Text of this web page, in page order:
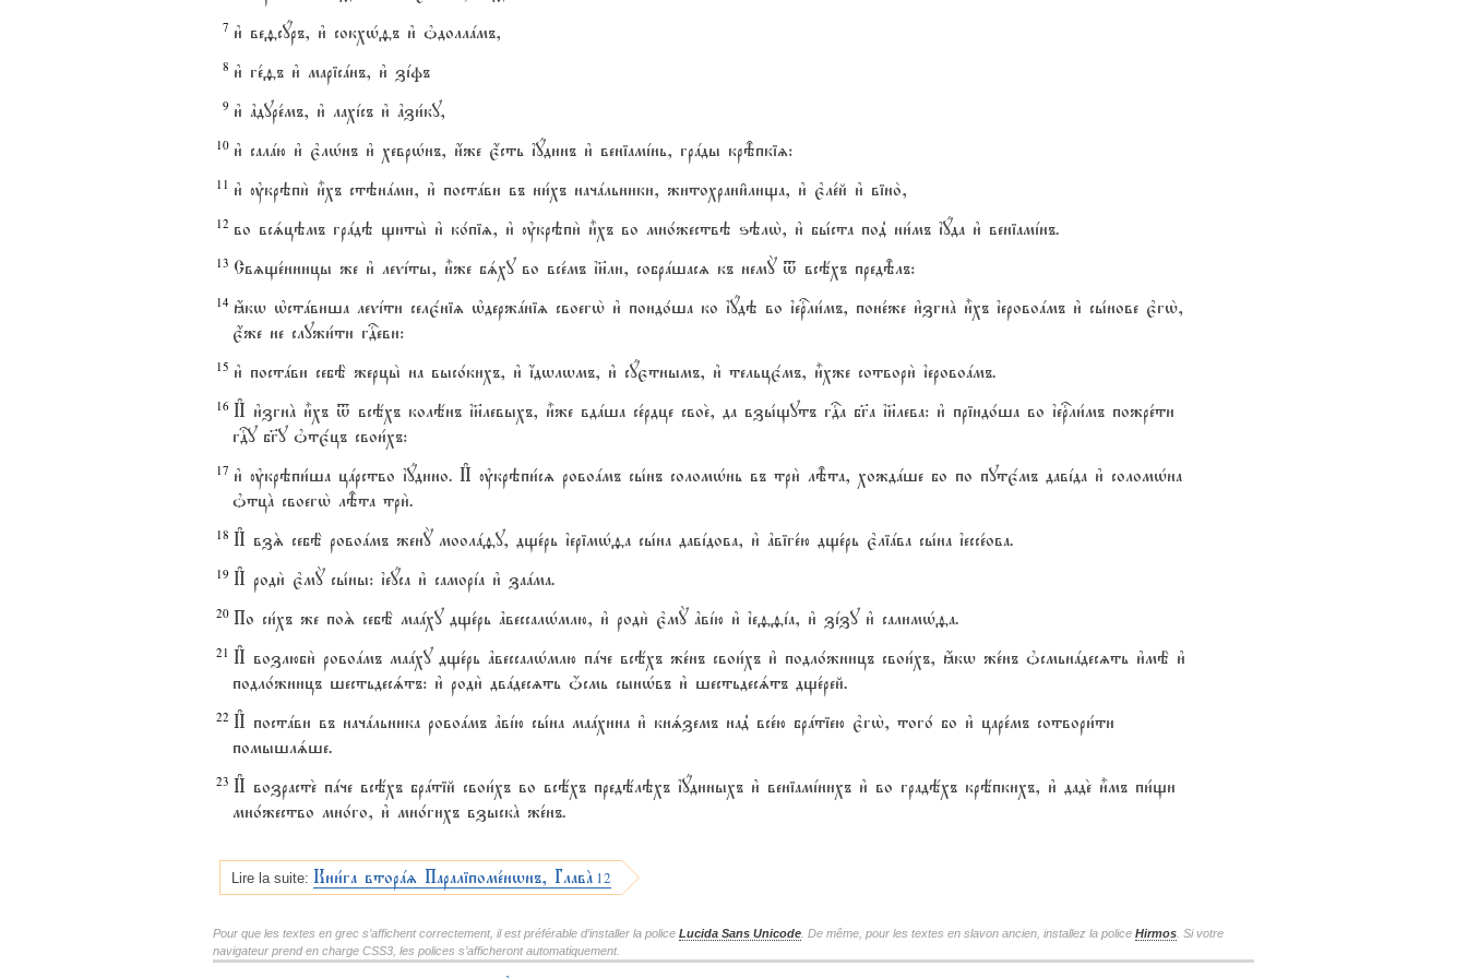
7 и3 веfсyръ, и3 сокхHfъ и3 nдоллaмъ,
8 и3 ге1fъ и3 марісaнъ, и3 зjфъ
9 и3 ґдуре1мъ, и3 лахjсъ и3 ґзи1ку,
10 и3 салaю и3 є3лHнъ и3 хеврHнъ, и4же є4сть їyдинъ и3 веніамjнь, грaды крBпкіz:
11 и3 ўкрэпи2 и5хъ стэнaми, и3 постaви въ ни1хъ начaльники, житохрани6лища, и3 є3ле1й и3 віно2,
12 во всsцэмъ грaдэ щиты2 и3 ко1піz, и3 ўкрэпи2 и5хъ во мно1жествэ ѕэлw2, и3 бы1ста под8 ни1мъ їyда и3 веніамjнъ.
13 Свzще1нницы же и3 леvjты, и5же бsху во все1мъ ї}ли, собрaшасz къ немY t всёхъ предBлъ:
14 ћкw њстaвиша леvjти селє1ніz њдержaніz своегw2 и3 поидо1ша ко їyдэ во їеrли1мъ, поне1же и3згнA и5хъ їеровоaмъ и3 сы1нове є3гw2,
є4же не служи1ти гDеви:
15 и3 постaви себЁ жерцы2 на высо1кихъ, и3 јдwлwмъ, и3 сyєтнымъ, и3 тельцє1мъ, и5хже сотвори2 їеровоaмъ.
16 И# и3згнA и5хъ t всёхъ колёнъ ї}левыхъ, и5же вдaша се1рдце свое2, да взы1щутъ гDа бг7а ї}лева: и3 пріидо1ша во їеrли1мъ пожре1ти
гDу бг7у nтє1цъ свои1хъ:
17 и3 ўкрэпи1ша цaрство їyдино. И# ўкрэпи1сz ровоaмъ сы1нъ соломHнь въ три2 лBта, хождaше бо по путє1мъ давjда и3 соломHна
nтцA своегw2 лBта три2.
18 И# взS себЁ ровоaмъ женY моолafу, дще1рь їерімHfа сы1на давjдова, и3 ґвіге1ю дще1рь є3ліaва сы1на їессе1ова.
19 И# роди2 є3мY сы1ны: їеyса и3 саморjа и3 заaма.
20 По си1хъ же поS себЁ маaху дще1рь ґвессалHмлю, и3 роди2 є3мY ґвjю и3 їеffjа, и3 зjзу и3 салимHfа.
21 И# возлюби2 ровоaмъ маaху дще1рь ґвессалHмлю пaче всёхъ же1нъ свои1хъ и3 подло1жницъ свои1хъ, ћкw же1нъ nсмьнaдесzть и3мЁ и3
подло1жницъ шестьдесsтъ: и3 роди2 двaдесzть џсмь сынHвъ и3 шестьдесsтъ дще1рей.
22 И# постaви въ начaльника ровоaмъ ґвjю сы1на маaхина и3 кнsземъ над8 все1ю брaтіею є3гw2, того1 бо и3 царе1мъ сотвори1ти
помышлsше.
23 И# возрасте2 пaче всёхъ брaтій свои1хъ во всёхъ предёлэхъ їyдиныхъ и3 веніамjнихъ и3 во градёхъ крёпкихъ, и3 даде2 и5мъ пи1щи
мно1жество мно1го, и3 мно1гихъ взыскA же1нъ.
Lire la suite: Кни1га вторaz Параліпоме1нwнъ, ГлавA 12
Pour que les textes en grec s’affichent correctement, il est préférable d’installer la police Lucida Sans Unicode . De même, pour les textes en slavon ancien, installez la police Hirmos . Si votre
navigateur prend en charge CSS3, les polices s’afficheront automatiquement.